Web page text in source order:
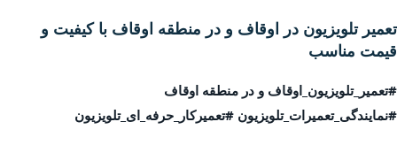
تعمیر تلویزیون در اوقاف و در منطقه اوقاف با کیفیت و
قیمت مناسب
#تعمیر_تلویزیون_اوقاف و در منطقه اوقاف
#نمایندگی_تعمیرات_تلویزیون #تعمیرکار_حرفه_ای_تلویزیون